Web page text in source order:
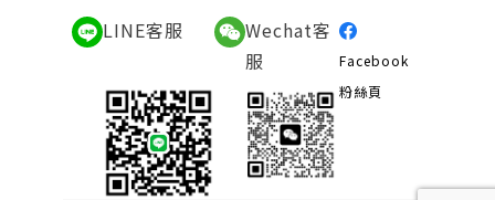
LINE客服
Wechat客
服
Facebook
粉絲頁